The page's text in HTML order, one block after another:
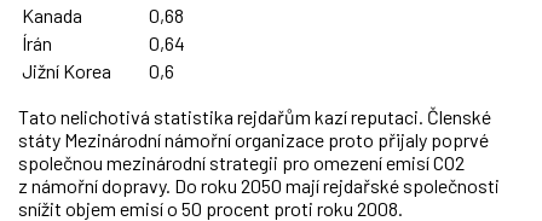
Kanada
0,68
Írán
0,64
Jižní Korea
0,6
Tato nelichotivá statistika rejdařům kazí reputaci. Členské
státy Mezinárodní námořní organizace proto přijaly poprvé
společnou mezinárodní strategii pro omezení emisí CO2
z námořní dopravy. Do roku 2050 mají rejdařské společnosti
snížit objem emisí o 50 procent proti roku 2008.